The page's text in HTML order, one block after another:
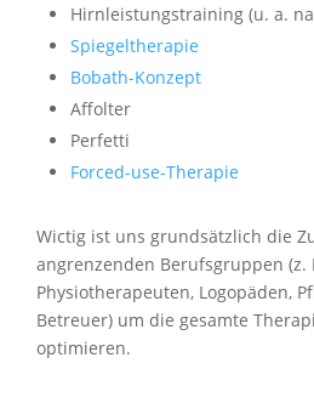
Hirnleistungstraining (u. a.
Spiegeltherapie
Bobath-Konzept
Affolter
Perfetti
Forced-use-Therapie
Wictig ist uns grundsätzlich die
angrenzenden Berufsgruppen (z.
Physiotherapeuten, Logopäden,
Betreuer) um die gesamte
optimieren.